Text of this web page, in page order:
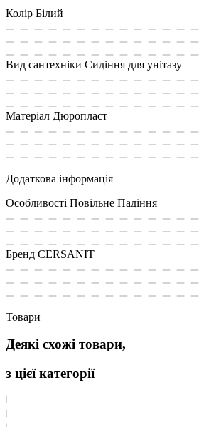
Колір Білий
Вид сантехніки Сидіння для унітазу
Матеріал Дюропласт
Додаткова інформація
Особливості Повільне Падіння
Бренд CERSANIT
Товари
Деякі схожі товари,
з цієї категорії